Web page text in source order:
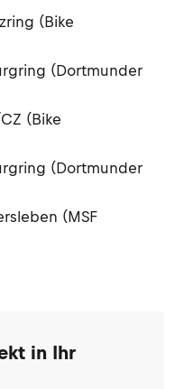
(Bike
(Dortmunder
(Bike
(Dortmunder
(MSF
in Ihr